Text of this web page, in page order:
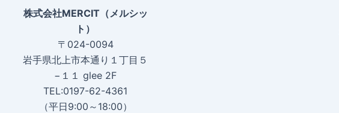
株式会社MERCIT（メルシッ
ト）
〒024-0094
岩手県北上市本通り１丁目５
−１１ glee 2F
TEL:0197-62-4361
（平日9:00～18:00）